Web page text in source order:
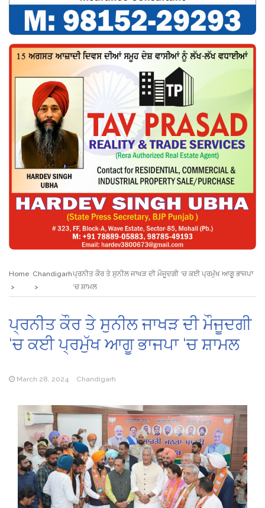
Home Chandigarhਪ੍ਰਨੀਤ ਕੌਰ ਤੇ ਸੁਨੀਲ ਜਾਖੜ ਦੀ ਮੌਜੂਦਗੀ ‘ਚ ਕਈ ਪ੍ਰਮੁੱਖ ਆਗੂ ਭਾਜਪਾ
‘ਚ ਸ਼ਾਮਲ
ਪ੍ਰਨੀਤ ਕੌਰ ਤੇ ਸੁਨੀਲ ਜਾਖੜ ਦੀ ਮੌਜੂਦਗੀ
‘ਚ ਕਈ ਪ੍ਰਮੁੱਖ ਆਗੂ ਭਾਜਪਾ ‘ਚ ਸ਼ਾਮਲ
March 28, 2024 Chandigarh